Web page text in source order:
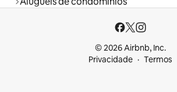
© 2026 Airbnb, Inc.
Privacidade
Termos